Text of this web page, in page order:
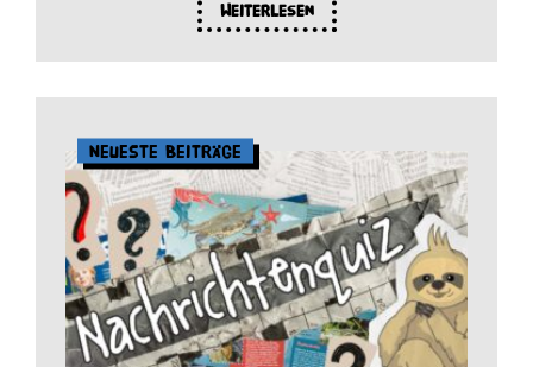
Weiterlesen
Neueste Beiträge